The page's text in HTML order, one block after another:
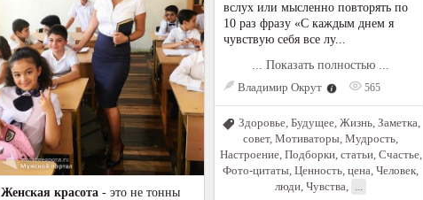
вслух или мысленно повторять по
10 раз фразу «С каждым днем я
чувствую себя все лу...
... Показать полностью ...
Владимир Окрут
565
Здоровье, Будущее, Жизнь, Заметка,
совет, Мотиваторы, Мудрость,
Настроение, Подборки, статьи, Счастье,
Фото-цитаты, Ценность, цена, Человек,
люди, Чувства, ...
Женская красота - это не тонны